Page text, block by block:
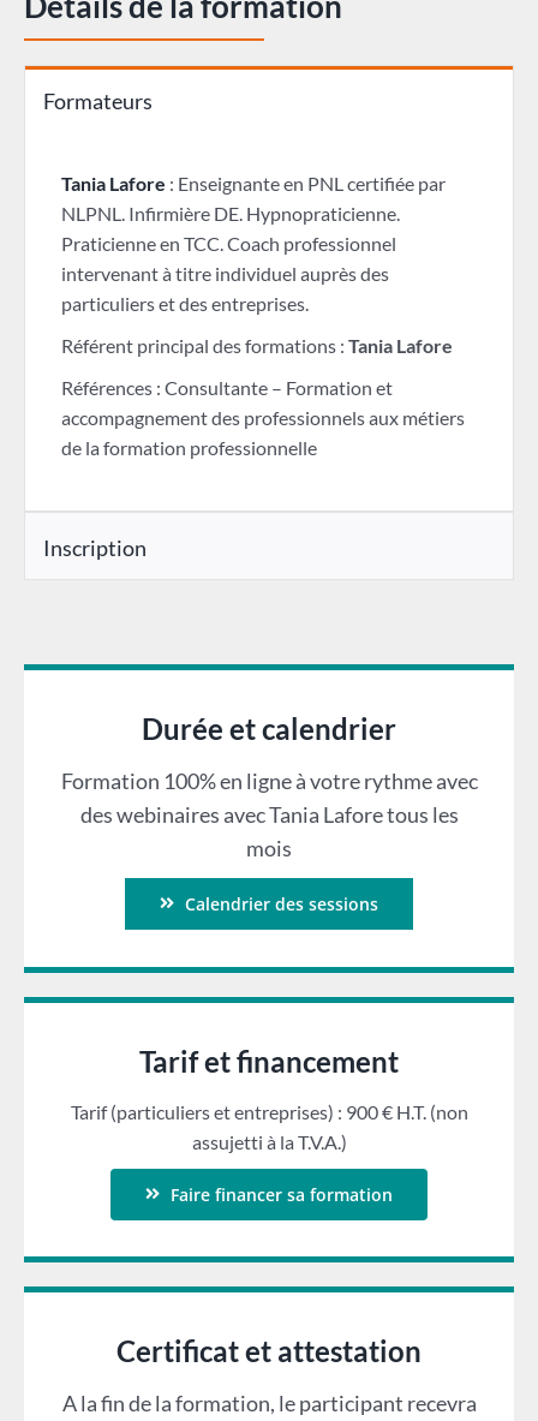
Formateurs
Tania Lafore : Enseignante en PNL certifiée par
NLPNL. Infirmière DE. Hypnopraticienne.
Praticienne en TCC. Coach professionnel
intervenant à titre individuel auprès des
particuliers et des entreprises.
Référent principal des formations : Tania Lafore
Références : Consultante – Formation et
accompagnement des professionnels aux métiers
de la formation professionnelle
Inscription
Durée et calendrier
Formation 100% en ligne à votre rythme avec
des webinaires avec Tania Lafore tous les
mois
Calendrier des sessions
Tarif et financement
Tarif (particuliers et entreprises) : 900 € H.T. (non
assujetti à la T.V.A.)
Faire financer sa formation
Certificat et attestation
A la fin de la formation, le participant recevra